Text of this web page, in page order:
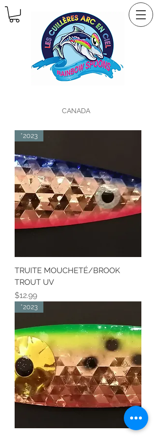
CANADA
*2023
TRUITE MOUCHETÉ/BROOK
TROUT UV
Price
$12.99
*2023